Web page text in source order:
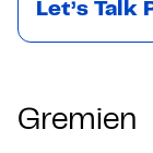
Let’s Talk
Gremien